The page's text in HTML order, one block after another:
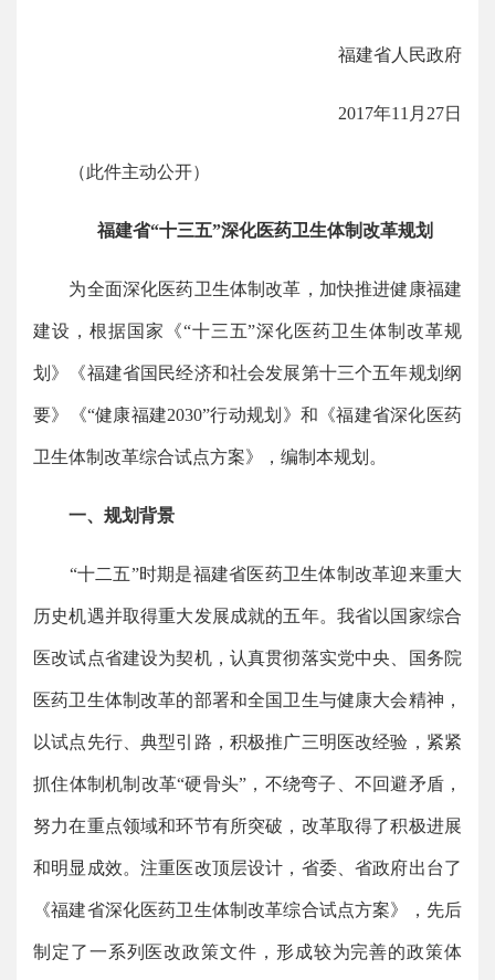
福建省人民政府
2017年11月27日
（此件主动公开）
福建省“十三五”深化医药卫生体制改革规划
为全面深化医药卫生体制改革，加快推进健康福建
建设，根据国家《“十三五”深化医药卫生体制改革规
划》《福建省国民经济和社会发展第十三个五年规划纲
要》《“健康福建2030”行动规划》和《福建省深化医药
卫生体制改革综合试点方案》，编制本规划。
一、规划背景
“十二五”时期是福建省医药卫生体制改革迎来重大
历史机遇并取得重大发展成就的五年。我省以国家综合
医改试点省建设为契机，认真贯彻落实党中央、国务院
医药卫生体制改革的部署和全国卫生与健康大会精神，
以试点先行、典型引路，积极推广三明医改经验，紧紧
抓住体制机制改革“硬骨头”，不绕弯子、不回避矛盾，
努力在重点领域和环节有所突破，改革取得了积极进展
和明显成效。注重医改顶层设计，省委、省政府出台了
《福建省深化医药卫生体制改革综合试点方案》，先后
制定了一系列医改政策文件，形成较为完善的政策体